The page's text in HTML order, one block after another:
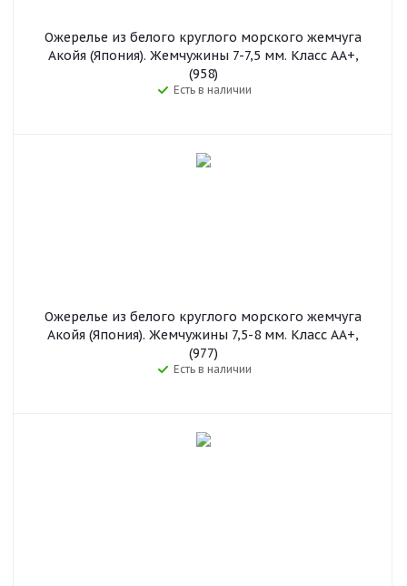
Ожерелье из белого круглого морского жемчуга
Акойя (Япония). Жемчужины 7-7,5 мм. Класс АА+,
(958)
Есть в наличии
Ожерелье из белого круглого морского жемчуга
Акойя (Япония). Жемчужины 7,5-8 мм. Класс АА+,
(977)
Есть в наличии